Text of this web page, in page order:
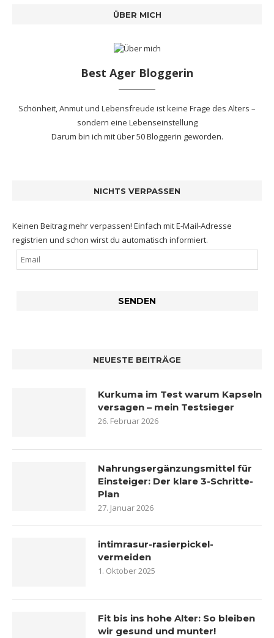
ÜBER MICH
Best Ager Bloggerin
Schönheit, Anmut und Lebensfreude ist keine Frage des Alters –
sondern eine Lebenseinstellung
Darum bin ich mitüber 50 Bloggerin geworden.
NICHTS VERPASSEN
Keinen Beitrag mehr verpassen! Einfach mit E-Mail-Adresse
registrien und schon wirst du automatisch informiert.
NEUESTE BEITRÄGE
Kurkuma im Test warum Kapseln
versagen – mein Testsieger
26. Februar 2026
Nahrungsergänzungsmittel für
Einsteiger: Der klare 3-Schritte-
Plan
27. Januar 2026
intimrasur-rasierpickel-
vermeiden
1. Oktober 2025
Fit bis ins hohe Alter: So bleiben
wir gesund und munter!